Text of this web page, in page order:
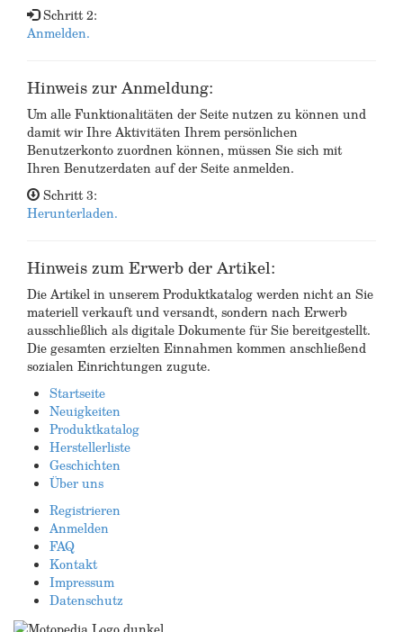
Schritt 2:
Anmelden.
Hinweis zur Anmeldung:
Um alle Funktionalitäten der Seite nutzen zu können und
damit wir Ihre Aktivitäten Ihrem persönlichen
Benutzerkonto zuordnen können, müssen Sie sich mit
Ihren Benutzerdaten auf der Seite anmelden.
Schritt 3:
Herunterladen.
Hinweis zum Erwerb der Artikel:
Die Artikel in unserem Produktkatalog werden nicht an Sie
materiell verkauft und versandt, sondern nach Erwerb
ausschließlich als digitale Dokumente für Sie bereitgestellt.
Die gesamten erzielten Einnahmen kommen anschließend
sozialen Einrichtungen zugute.
Startseite
Neuigkeiten
Produktkatalog
Herstellerliste
Geschichten
Über uns
Registrieren
Anmelden
FAQ
Kontakt
Impressum
Datenschutz